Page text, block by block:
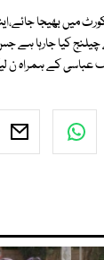
میں بھیجا
عباسی کے ہمراہ ن